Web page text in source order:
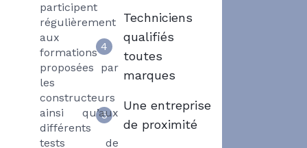
participent
régulièrement
aux
formations
proposées par
les
constructeurs
ainsi qu’aux
différents
tests de
4
Techniciens
qualifiés
toutes
marques
5
Une entreprise
de proximité